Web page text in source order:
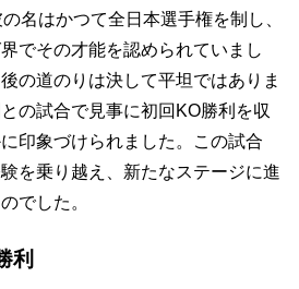
名はかつて全日本選手権を制し、
でその才能を認められていまし
の道のりは決して平坦ではありま
の試合で見事に初回KO勝利を収
印象づけられました。この試合
を乗り越え、新たなステージに進
でした。
利